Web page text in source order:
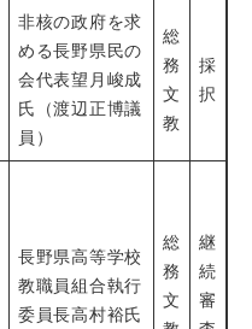
非核の政府を求
める長野県民の
会代表望月峻成
氏（渡辺正博議
員）
総
務
文
教
採
択
長野県高等学校
教職員組合執行
委員長高村裕氏
総
務
文
継
続
審